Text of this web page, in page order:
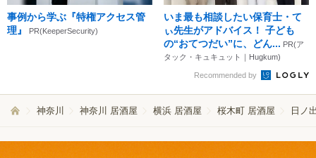
事例から学ぶ『特権アクセス管
理』
PR(KeeperSecurity)
いま最も相談したい保育士・て
ぃ先生がアドバイス！ 子ども
の“おてつだい”に、どん... PR(ア
タック・キュキュット｜Hugkum)
Recommended by
神奈川 神奈川 居酒屋 横浜 居酒屋 桜木町 居酒屋 日ノ